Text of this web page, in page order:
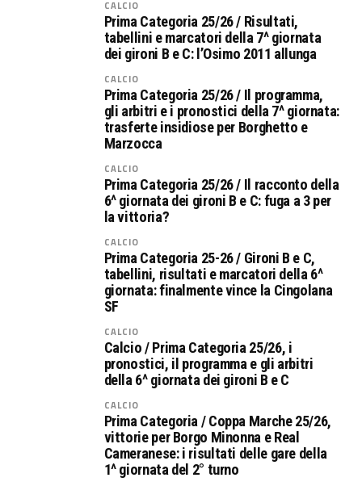
CALCIO
Prima Categoria 25/26 / Risultati,
tabellini e marcatori della 7^ giornata
dei gironi B e C: l’Osimo 2011 allunga
CALCIO
Prima Categoria 25/26 / Il programma,
gli arbitri e i pronostici della 7^ giornata:
trasferte insidiose per Borghetto e
Marzocca
CALCIO
Prima Categoria 25/26 / Il racconto della
6^ giornata dei gironi B e C: fuga a 3 per
la vittoria?
CALCIO
Prima Categoria 25-26 / Gironi B e C,
tabellini, risultati e marcatori della 6^
giornata: finalmente vince la Cingolana
SF
CALCIO
Calcio / Prima Categoria 25/26, i
pronostici, il programma e gli arbitri
della 6^ giornata dei gironi B e C
CALCIO
Prima Categoria / Coppa Marche 25/26,
vittorie per Borgo Minonna e Real
Cameranese: i risultati delle gare della
1^ giornata del 2° turno